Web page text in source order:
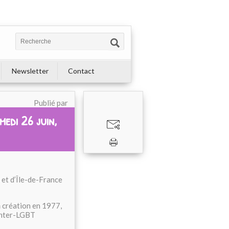
Newsletter Contact
Publié par
26 juin,
d’Île-de-France
création en 1977,
LGBT